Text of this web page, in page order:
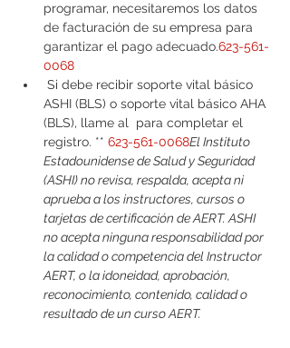
programar, necesitaremos los datos
de facturación de su empresa para
garantizar el pago adecuado.623-561-
0068
ASHI (BLS) o soporte vital básico AHA
(BLS), llame al
para completar el
registro. ** 623-561-0068El Instituto
Estadounidense de Salud y Seguridad
(ASHI) no revisa, respalda, acepta ni
aprueba a los instructores, cursos o
tarjetas de certificación de AERT. ASHI
no acepta ninguna responsabilidad por
la calidad o competencia del Instructor
AERT, o la idoneidad, aprobación,
reconocimiento, contenido, calidad o
resultado de un curso AERT.